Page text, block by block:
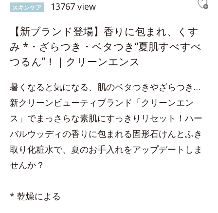
スキンケア 13767 view
【新ブランド登場】香りに包まれ、くす
み *・ざらつき・ベタつき“夏肌すべすべ
つるん”！｜クリーンエンス
暑くなると気になる、肌のベタつきやざらつき…
新クリーンビューティブランド「クリーンエン
ス」でまっさらな素肌にすっきりリセット！ハー
バルウッディの香りに包まれる固形石けんとふき
取り化粧水で、夏のお手入れをアップデートしま
せんか？
* 乾燥による